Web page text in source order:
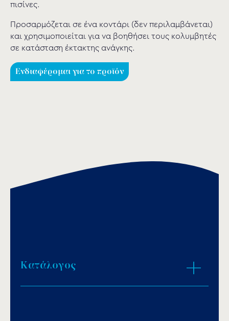
πισίνες.
Προσαρμόζεται σε ένα κοντάρι (δεν περιλαμβάνεται)
και χρησιμοποιείται για να βοηθήσει τους κολυμβητές
σε κατάσταση έκτακτης ανάγκης.
Ενδιαφέρομαι για το προϊόν
Κατάλογος